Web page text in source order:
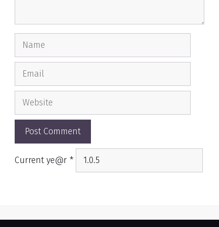
Name
Email
Website
Current ye@r *